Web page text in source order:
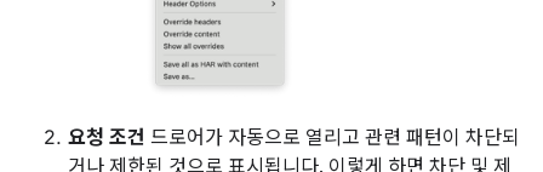
요청 조건 드로어가 자동으로 열리고 관련 패턴이 차단되
거나 제한된 것으로 표시됩니다. 이렇게 하면 차단 및 제